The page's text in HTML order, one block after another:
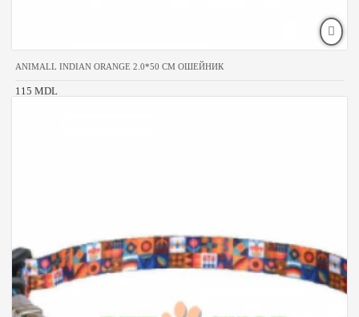
ANIMALL INDIAN ORANGE 2.0*50 CM ОШЕЙНИК
115 MDL